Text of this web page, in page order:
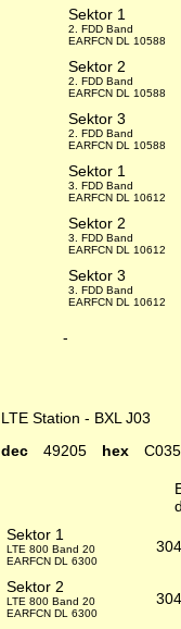
Sektor 1
2. FDD Band
EARFCN DL 10588
Sektor 2
2. FDD Band
EARFCN DL 10588
Sektor 3
2. FDD Band
EARFCN DL 10588
Sektor 1
3. FDD Band
EARFCN DL 10612
Sektor 2
3. FDD Band
EARFCN DL 10612
Sektor 3
3. FDD Band
EARFCN DL 10612
-
LTE Station - BXL J03
dec 49205 hex C035
Sektor 1
LTE 800 Band 20
EARFCN DL 6300
Sektor 2
LTE 800 Band 20
EARFCN DL 6300